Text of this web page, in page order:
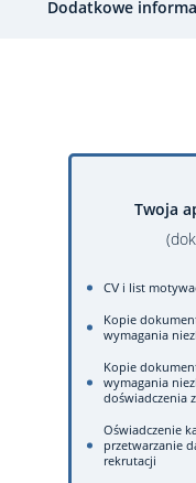
Dodatkowe
Twoja
CV i list
Kopie
wymagania
Kopie
wymagania
doświadczenia
Oświadczenie
przetwarzanie
rekrutacji